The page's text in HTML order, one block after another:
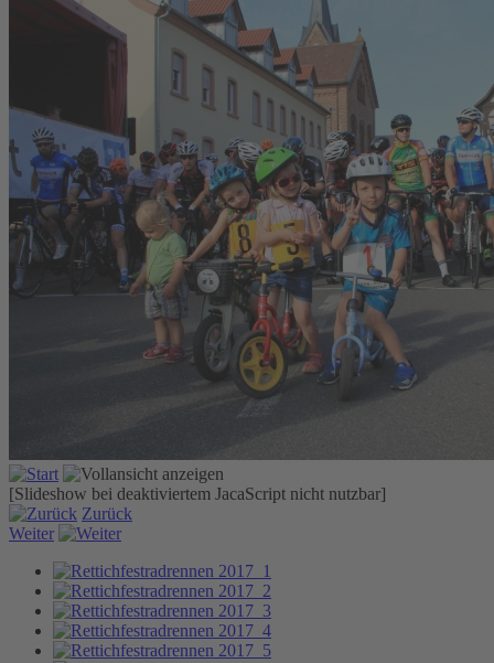
[Slideshow bei deaktiviertem JacaScript nicht nutzbar]
Zurück
Weiter